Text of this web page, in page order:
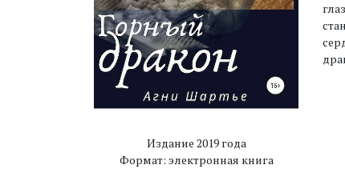
Издание 2019 года
Формат: электронная книга